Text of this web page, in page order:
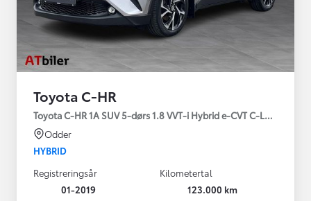
Toyota C-HR
Toyota C-HR 1A SUV 5-dørs 1.8 VVT-i Hybrid e-CVT C-LUB -
Odder
HYBRID
Registreringsår
01-2019
Kilometertal
123.000 km